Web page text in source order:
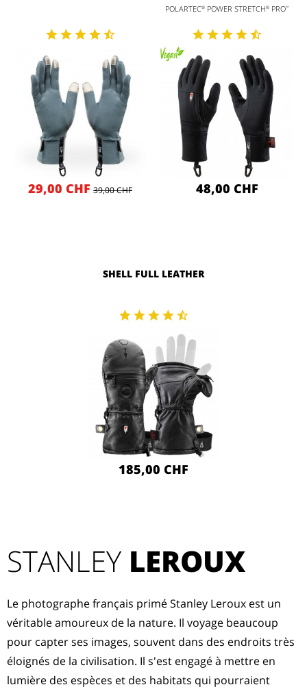
29,00 CHF 39,00 CHF
POLARTEC® POWER STRETCH® PRO™
48,00 CHF
SHELL FULL LEATHER
185,00 CHF
STANLEY LEROUX
Le photographe français primé Stanley Leroux est un
véritable amoureux de la nature. Il voyage beaucoup
pour capter ses images, souvent dans des endroits très
éloignés de la civilisation. Il s'est engagé à mettre en
lumière des espèces et des habitats qui pourraient